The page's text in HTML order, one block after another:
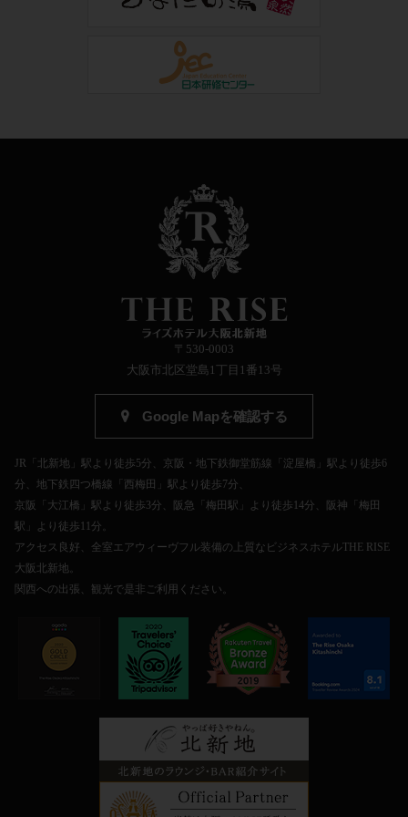
〒530-0003
大阪市北区堂島1丁目1番13号
Google Mapを確認する
JR「北新地」駅より徒歩5分、京阪・地下鉄御堂筋線「淀屋橋」駅より徒歩6
分、地下鉄四つ橋線「西梅田」駅より徒歩7分、
京阪「大江橋」駅より徒歩3分、阪急「梅田駅」より徒歩14分、阪神「梅田
駅」より徒歩11分。
アクセス良好、全室エアウィーヴフル装備の上質なビジネスホテルTHE RISE
大阪北新地。
関西への出張、観光で是非ご利用ください。